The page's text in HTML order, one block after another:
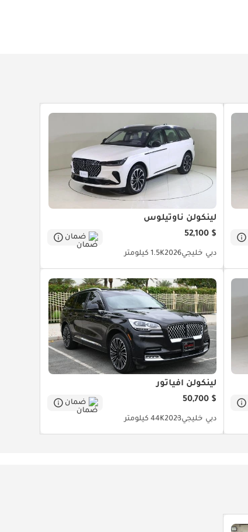
لينكولن ناوتيلوس
$ 52,100
ضمان
دبي خليجي20261.5K كيلومتر
لينكولن أفياتور
$ 50,700
ضمان
دبي خليجي202344K كيلومتر